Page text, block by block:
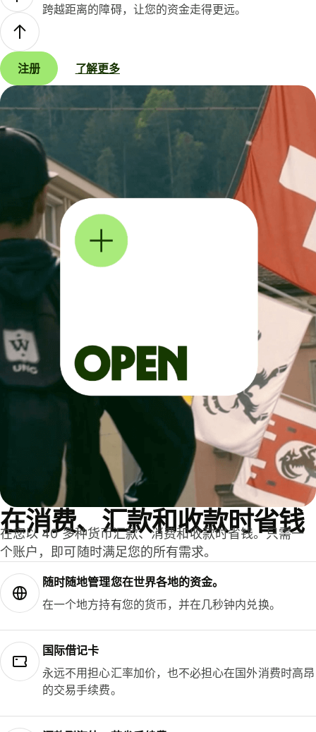
跨越距离的障碍，让您的资金走得更远。
注册 了解更多
在消费、汇款和收款时省钱
在您以 40 多种货币汇款、消费和收款时省钱。只需一
个账户，即可随时满足您的所有需求。
随时随地管理您在世界各地的资金。
在一个地方持有您的货币，并在几秒钟内兑换。
国际借记卡
永远不用担心汇率加价，也不必担心在国外消费时高昂
的交易手续费。